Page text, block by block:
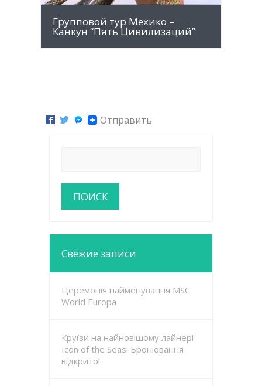
Групповой тур Мехико –
Канкун “Пять Цивилизаций”
Отправить
Свежие записи
Церемонія найменування MSC
World Europa
Круїзи на найновішому лайнері
Icon of the Seas! Бронювання
відкрито!